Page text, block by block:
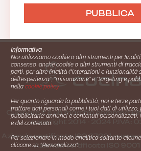
Cucinare.it è un marchio
copyright 2014 - 2024 P.IVA:
Azienda certiﬁcata ISO 27001
- Azienda certiﬁcata ISO 9001
Informativa
Noi utilizziamo cookie o altri strumenti per
consenso, anche cookie o altri strumenti di
parti, per altre finalità (“interazioni e funzionalità
dell'esperienza”, “misurazione” e “targeting e
nellacookie policy.
Per quanto riguarda la pubblicità, noi e terze
trattare dati personali come i tuoi dati di utilizzo,
pubblicitarie: annunci e contenuti
e del contenuto.
Per selezionare in modo analitico soltanto
cliccare su “Personalizza”.